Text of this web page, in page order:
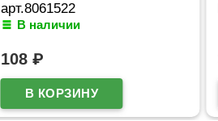
арт.8061522
В наличии
108 ₽